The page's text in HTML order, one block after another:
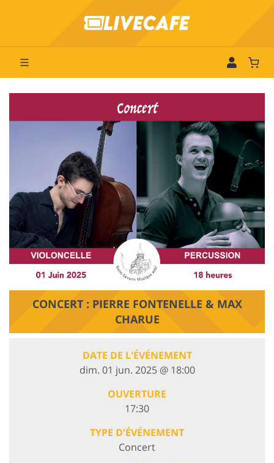
CONCERT : PIERRE FONTENELLE & MAX
CHARUE
DATE DE L'ÉVÉNEMENT
dim. 01 jun. 2025 @ 18:00
OUVERTURE
17:30
TYPE D'ÉVÉNEMENT
Concert